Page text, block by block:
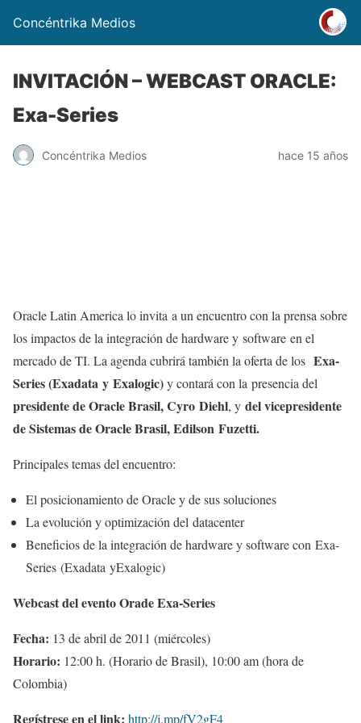
Concéntrika Medios
INVITACIÓN – WEBCAST ORACLE:
Exa-Series
Concéntrika Medios hace 15 años
Oracle Latin America lo invita a un encuentro con la prensa sobre
los impactos de la integración de hardware y software en el
mercado de TI. La agenda cubrirá también la oferta de los Exa-
Series(Exadata y Exalogic)y contará con la presencia del
presidente de Oracle Brasil, Cyro Diehl, y del vicepresidente
de Sistemas de Oracle Brasil, Edilson Fuzetti.
Principales temas del encuentro:
El posicionamiento de Oracle y de sus soluciones
La evolución y optimización del datacenter
Beneficios de la integración de hardware y software con Exa-
Series (Exadata yExalogic)
Webcast del eventoOradeExa-Series
Fecha: 13 de abril de 2011 (miércoles)
Horario: 12:00 h. (Horario de Brasil), 10:00 am (hora de
Colombia)
Regístreseen el link: http://j.mp/fV2gF4